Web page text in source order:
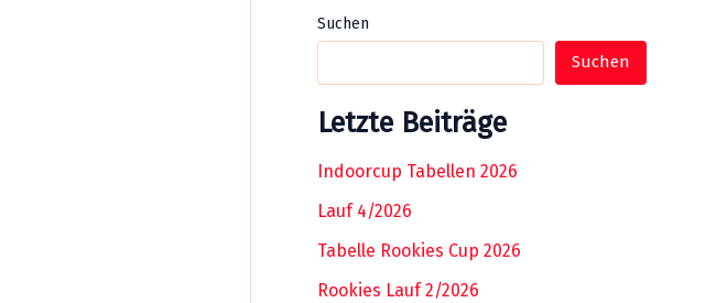
Suchen
Suchen
Letzte Beiträge
Indoorcup Tabellen 2026
Lauf 4/2026
Tabelle Rookies Cup 2026
Rookies Lauf 2/2026